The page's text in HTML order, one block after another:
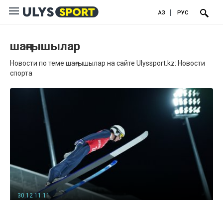
ҚАЗ РУС
шаңғышылар
Новости по теме шаңғышылар на сайте Ulyssport.kz: Новости
спорта
30.12 11:11